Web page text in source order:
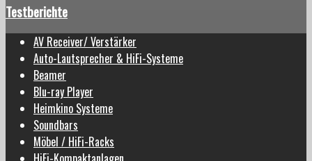
Testberichte
AV Receiver/ Verstärker
Auto-Lautsprecher & HiFi-Systeme
Beamer
Blu-ray Player
Heimkino Systeme
Soundbars
Möbel / HiFi-Racks